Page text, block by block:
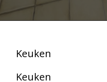
Keuken
Keuken